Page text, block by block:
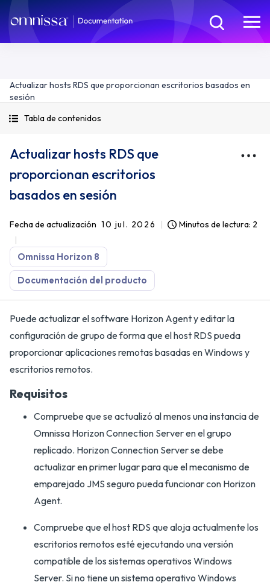
Actualizar hosts RDS que proporcionan escritorios basados en
sesión
Tabla de contenidos
Actualizar hosts RDS que
proporcionan escritorios
basados en sesión
Fecha de actualización 10 jul. 2026 Minutos de lectura: 2
Omnissa Horizon 8
Documentación del producto
Puede actualizar el software Horizon Agent y editar la
configuración de grupo de forma que el host RDS pueda
proporcionar aplicaciones remotas basadas en Windows y
escritorios remotos.
Requisitos
Compruebe que se actualizó al menos una instancia de
Omnissa Horizon Connection Server en el grupo
replicado. Horizon Connection Server se debe
actualizar en primer lugar para que el mecanismo de
emparejado JMS seguro pueda funcionar con Horizon
Agent.
Compruebe que el host RDS que aloja actualmente los
escritorios remotos esté ejecutando una versión
compatible de los sistemas operativos Windows
Server. Si no tiene un sistema operativo Windows